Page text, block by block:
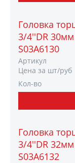
Головка
3/4''DR 30мм
S03A6130
Артикул
Цена за шт/руб
Кол-во
Головка
3/4''DR 32мм
S03A6132